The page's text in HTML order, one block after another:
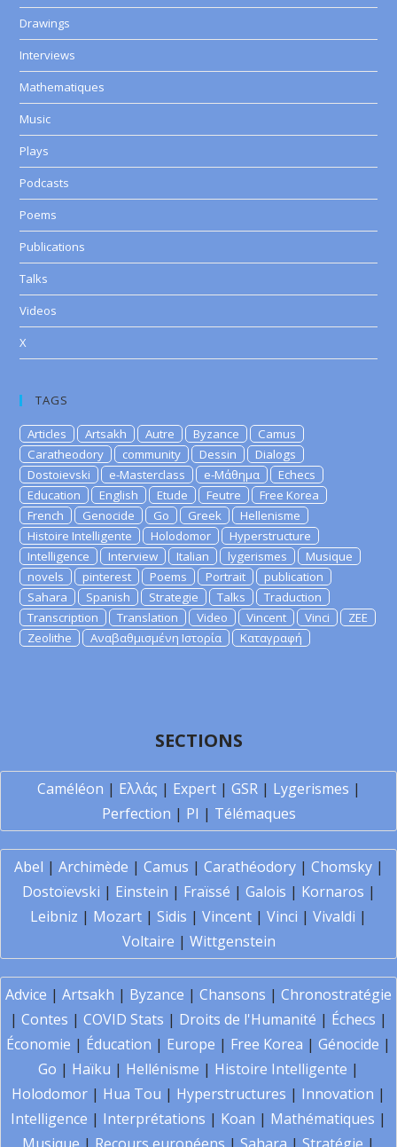
Drawings
Interviews
Mathematiques
Music
Plays
Podcasts
Poems
Publications
Talks
Videos
X
TAGS
Articles Artsakh Autre Byzance
Camus
Caratheodory
community Dessin
Dialogs
Dostoievski
e-Masterclass e-Μάθημα
Echecs
Education
English Etude Feutre
Free Korea
French
Genocide Go Greek
Hellenisme
Histoire Intelligente
Holodomor
Hyperstructure
Intelligence
Interview Italian lygerismes
Musique
novels
pinterest Poems Portrait
publication
Sahara
Spanish Strategie Talks
Traduction
Transcription
Translation Video Vincent Vinci
ZEE
Zeolithe
Αναβαθμισμένη Ιστορία Καταγραφή
SECTIONS
Caméléon | Ελλάς | Expert| GSR| Lygerismes |
Perfection | PI | Télémaques
Abel | Archimède | Camus | Carathéodory| Chomsky|
Dostoïevski | Einstein | Fraïssé | Galois | Kornaros |
Leibniz | Mozart | Sidis | Vincent | Vinci | Vivaldi |
Voltaire | Wittgenstein
Advice | Artsakh | Byzance | Chansons | Chronostratégie
| Contes | COVID Stats | Droits de l'Humanité | Échecs |
Économie | Éducation | Europe | Free Korea | Génocide |
Go | Haïku | Hellénisme | Histoire Intelligente |
Holodomor | Hua Tou | Hyperstructures | Innovation |
Intelligence | Interprétations | Koan | Mathématiques |